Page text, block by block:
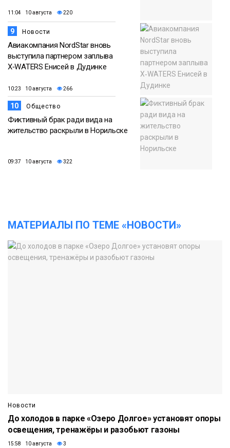
11:04 10 августа 220
9 Новости
Авиакомпания NordStar вновь
выступила партнером заплыва
X‑WATERS Енисей в Дудинке
10:23 10 августа 266
10 Общество
Фиктивный брак ради вида на
жительство раскрыли в Норильске
09:37 10 августа 322
МАТЕРИАЛЫ ПО ТЕМЕ «НОВОСТИ»
Новости
До холодов в парке «Озеро Долгое» установят опоры
освещения, тренажёры и разобьют газоны
15:58 10 августа 3